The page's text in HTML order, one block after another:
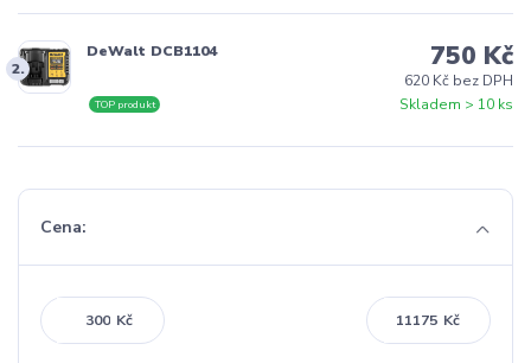
2.
DeWalt DCB1104
Skladem > 10 ks
TOP produkt
750 Kč
620 Kč bez DPH
Cena:
Kč Kč